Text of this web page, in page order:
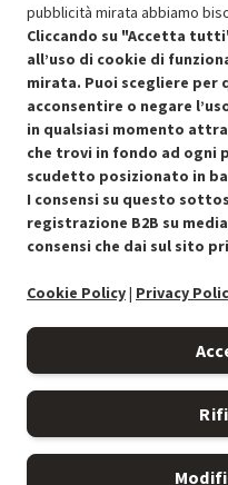
Condizioni generali di
pubblicità mirata abbiamo
Cliccando su "Accetta
all’uso di cookie di
mirata. Puoi scegliere per
acconsentire o negare
in qualsiasi momento
che trovi in fondo ad ogni
scudetto posizionato in
I consensi su questo
registrazione B2B su
consensi che dai sul sito
Cookie Policy| Privacy